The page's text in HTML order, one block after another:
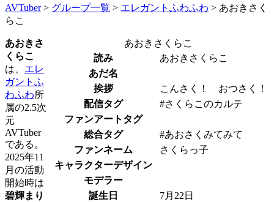
AVTuber> グループ一覧 > エレガントふわふわ > あおきさく
らこ
あおきさくらこ
読み
あおきさくらこ
あだ名
挨拶
こんさく！ おつさく！
配信タグ
#さくらこのカルテ
ファンアートタグ
総合タグ
#あおさくみてみて
ファンネーム
さくらっ子
キャラクターデザイン
モデラー
誕生日
7月22日
あおきさ
くらこ
は、 エレ
ガントふ
わふわ所
属の2.5次
元
AVTuber
である。
2025年11
月の活動
開始時は
碧輝まり